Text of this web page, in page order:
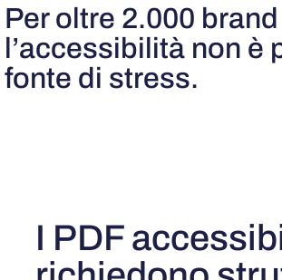
Per oltre 2.000
l’accessibilità non è
fonte di stress.
I PDF